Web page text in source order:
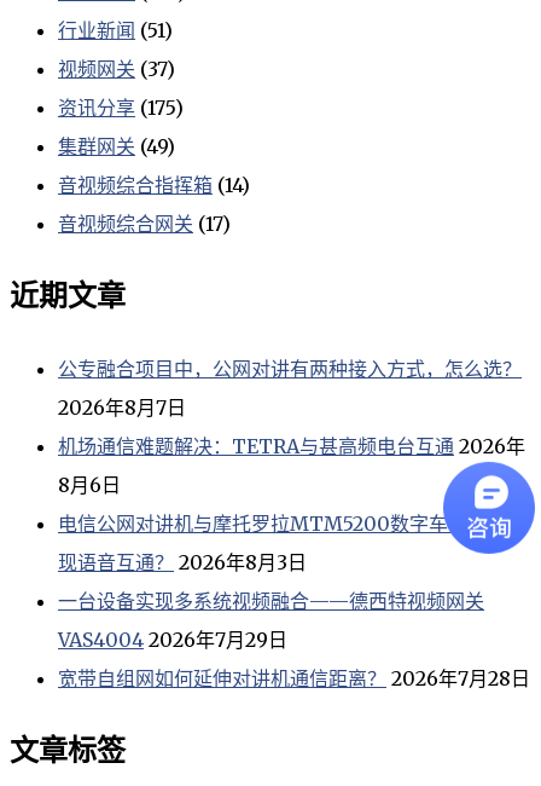
行业新闻 (51)
视频网关 (37)
资讯分享 (175)
集群网关 (49)
音视频综合指挥箱 (14)
音视频综合网关 (17)
近期文章
公专融合项目中，公网对讲有两种接入方式，怎么选？
2026年8月7日
机场通信难题解决：TETRA与甚高频电台互通 2026年
8月6日
电信公网对讲机与摩托罗拉MTM5200数字车台如何实
现语音互通？ 2026年8月3日
一台设备实现多系统视频融合——德西特视频网关
VAS4004 2026年7月29日
宽带自组网如何延伸对讲机通信距离？ 2026年7月28日
文章标签